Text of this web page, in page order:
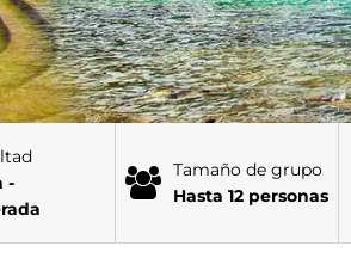
-
Tamaño de grupo
Hasta 12 personas